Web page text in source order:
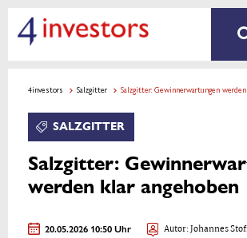
4investors Salzgitter Salzgitter: Gewinnerwartungen
SALZGITTER
Salzgitter:
werden klar angehoben
20.05.2026 10:50 Uhr Autor:Johannes